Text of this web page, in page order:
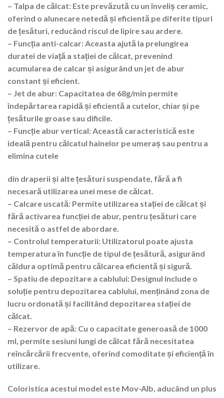
– Talpa de călcat: Este prevăzută cu un înveliș ceramic,
oferind o alunecare netedă și eficientă pe diferite tipuri
de țesături, reducând riscul de lipire sau ardere.
– Funcția anti-calcar: Aceasta ajută la prelungirea
duratei de viață a stației de călcat, prevenind
acumularea de calcar și asigurând un jet de abur
constant și eficient.
– Jet de abur: Capacitatea de 68g/min permite
îndepărtarea rapidă și eficientă a cutelor, chiar și pe
țesăturile groase sau dificile.
– Funcție abur vertical: Această caracteristică este
ideală pentru călcatul hainelor pe umeraș sau pentru a
elimina cutele
din draperii și alte țesături suspendate, fără a fi
necesară utilizarea unei mese de călcat.
– Calcare uscată: Permite utilizarea stației de călcat și
fără activarea funcției de abur, pentru țesături care
necesită o astfel de abordare.
– Controlul temperaturii: Utilizatorul poate ajusta
temperatura în funcție de tipul de țesătură, asigurând
căldura optimă pentru călcarea eficientă și sigură.
– Spatiu de depozitare a cablului: Designul include o
soluție pentru depozitarea cablului, menținând zona de
lucru ordonată și facilitând depozitarea stației de
călcat.
– Rezervor de apă: Cu o capacitate generoasă de 1000
ml, permite sesiuni lungi de călcat fără necesitatea
reîncărcării frecvente, oferind comoditate și eficiență în
utilizare.
Coloristica acestui model este Mov-Alb, aducând un plus